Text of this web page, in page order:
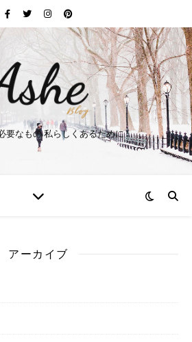
要なもの 私らしくあるために
アーカイブ